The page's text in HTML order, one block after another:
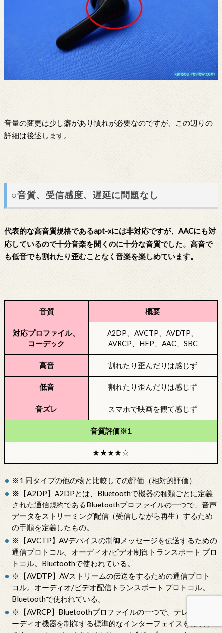
音量の変更は少し癖があり慣れが必要なのですが、この辺りの
詳細は後述します。
○音質、受信感度、遅延に問題なし
代表的な高音質規格であるapt-xには非対応ですが、AACにも対
応しているので十分音楽を聞くのに十分な音質でした。高音で
も低音でも割れたり歪むことなく音楽を楽しめています。
音質 概要
対応プロファイル、
コーデック
A2DP、AVCTP、AVDTP、
AVRCP、HFP、AAC、SBC
高音 割れたり歪んだりは感じず
低音 割れたり歪んだりは感じず
音ズレ スマホで映画を観て感じず
音質評価※1
★★★★☆
※1 同タイプの他の物と比較しての評価（相対的評価）
※ 【A2DP】A2DPとは、Bluetoothで機器の種類ごとに定義
された通信規約であるBluetoothプロファイルの一つで、音声
データをストリーミング配信（受信しながら再生）するため
の手順を定義したもの。
※【AVCTP】AVデバイスの制御メッセージを伝送するための
通信プロトコル。オーディオ/ビデオ制御トランスポート プロ
トコル。Bluetoothで使われている。
※【AVDTP】AVストリームの伝送をするための通信プロト
コル。オーディオ/ビデオ配信トランスポート プロトコル。
Bluetoothで使われている。
※【AVRCP】Bluetoothプロファイルの一つで、テレビやオ
ーディオ機器を制御する標準的なインターフェイスを提供す